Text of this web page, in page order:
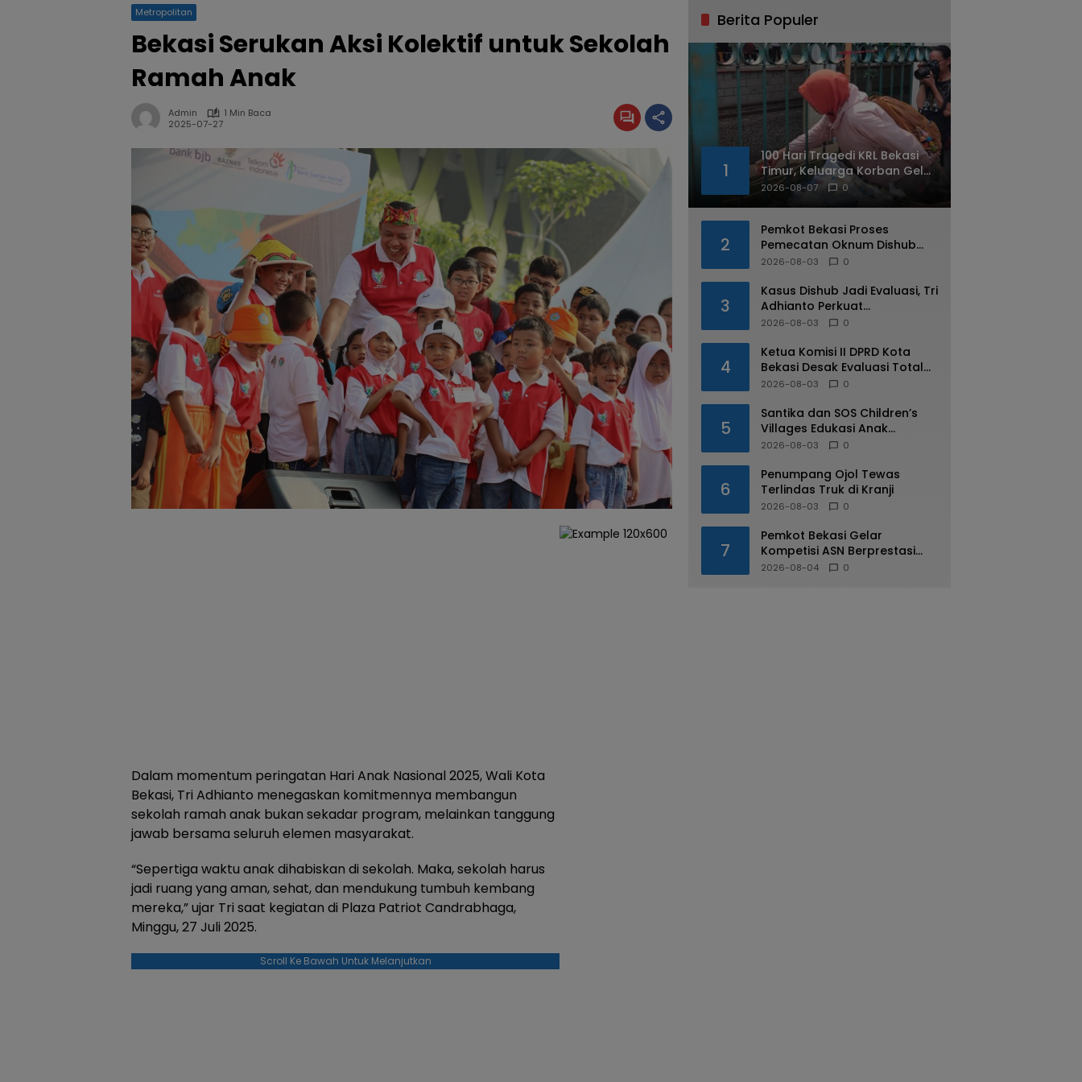
Metropolitan
Bekasi Serukan Aksi Kolektif untuk Sekolah
Ramah Anak
Admin
1 Min Baca
2025-07-27
Dalam momentum peringatan Hari Anak Nasional 2025, Wali Kota
Bekasi, Tri Adhianto menegaskan komitmennya membangun
sekolah ramah anak bukan sekadar program, melainkan tanggung
jawab bersama seluruh elemen masyarakat.
“Sepertiga waktu anak dihabiskan di sekolah. Maka, sekolah harus
jadi ruang yang aman, sehat, dan mendukung tumbuh kembang
mereka,” ujar Tri saat kegiatan di Plaza Patriot Candrabhaga,
Minggu, 27 Juli 2025.
Scroll Ke Bawah Untuk Melanjutkan
Berita Populer
1
100 Hari Tragedi KRL Bekasi
Timur, Keluarga Korban Gelar
Doa Bersama dan Tabur
2026-08-07 0
2
Pemkot Bekasi Proses
Pemecatan Oknum Dishub
Yang Diduga Lakukan Pungli
2026-08-03 0
3
Kasus Dishub Jadi Evaluasi, Tri
Adhianto Perkuat
Pengawasan Aparatur
2026-08-03 0
4
Ketua Komisi II DPRD Kota
Bekasi Desak Evaluasi Total
Usai Dugaan Pungli Oknum
2026-08-03 0
5
Santika dan SOS Children’s
Villages Edukasi Anak
Mengenal Industri Perhotelan
2026-08-03 0
6
Penumpang Ojol Tewas
Terlindas Truk di Kranji
2026-08-03 0
7
Pemkot Bekasi Gelar
Kompetisi ASN Berprestasi
pada HUT RI ke-81
2026-08-04 0